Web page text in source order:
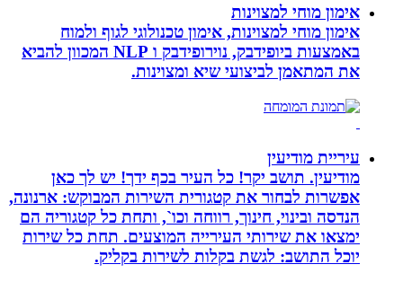
אימון מוחי למצוינות
אימון מוחי למצוינות, אימון טכנולוגי לגוף ולמוח
באמצעות ביופידבק, נוירופידבק ו NLP המכוון להביא
את המתאמן לביצועי שיא ומצוינות.
עיריית מודיעין
מודיעין. תושב יקר! כל העיר בכף ידך! יש לך כאן
אפשרות לבחור את קטגורית השירות המבוקש: ארנונה,
הנדסה ובינוי, חינוך, רווחה וכו`, ותחת כל קטגוריה הם
ימצאו את שירותי העירייה המוצעים. תחת כל שירות
יוכל התושב: לגשת בקלות לשירות בקליק.